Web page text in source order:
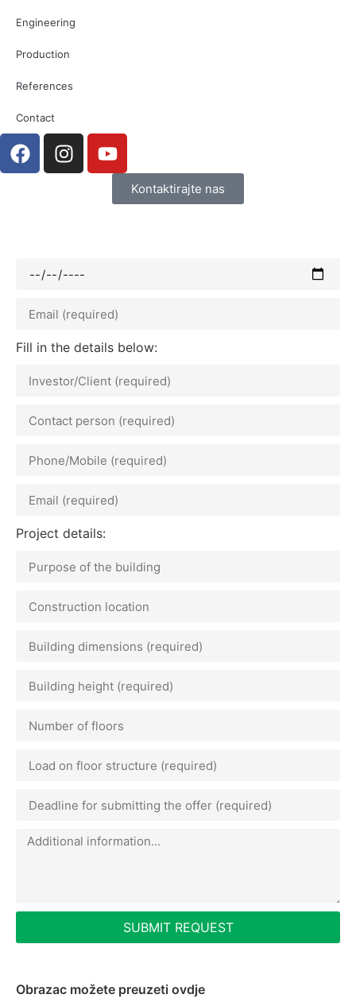
Engineering
Production
References
Contact
Kontaktirajte nas
Fill in the details below:
Project details:
SUBMIT REQUEST
Obrazac možete preuzeti ovdje